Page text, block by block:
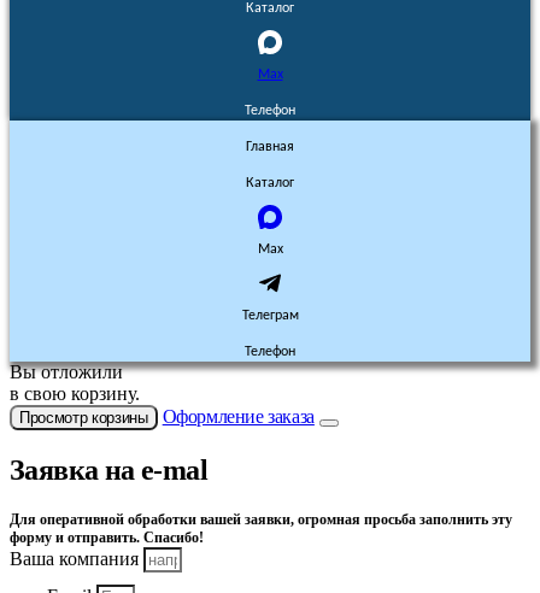
Каталог
Max
Телефон
Главная
Каталог
Max
Телеграм
Телефон
Вы отложили
в свою корзину.
Просмотр корзины Оформление заказа
Заявка на e-mal
Для оперативной обработки вашей заявки, огромная просьба заполнить эту
форму и отправить. Спасибо!
Ваша компания